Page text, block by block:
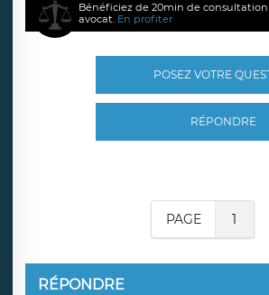
Bénéficiez de 20min de
avocat. En profiter
POSEZ VOTRE
RÉPONDRE
PAGE 1
RÉPONDRE